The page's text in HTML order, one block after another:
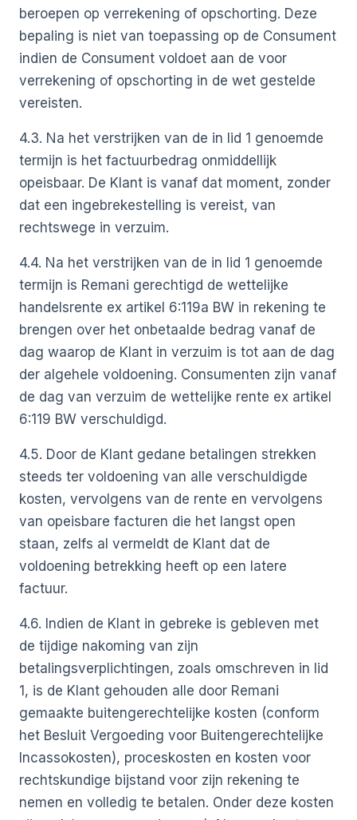
beroepen op verrekening of opschorting. Deze
bepaling is niet van toepassing op de Consument
indien de Consument voldoet aan de voor
verrekening of opschorting in de wet gestelde
vereisten.
4.3. Na het verstrijken van de in lid 1 genoemde
termijn is het factuurbedrag onmiddellijk
opeisbaar. De Klant is vanaf dat moment, zonder
dat een ingebrekestelling is vereist, van
rechtswege in verzuim.
4.4. Na het verstrijken van de in lid 1 genoemde
termijn is Remani gerechtigd de wettelijke
handelsrente ex artikel 6:119a BW in rekening te
brengen over het onbetaalde bedrag vanaf de
dag waarop de Klant in verzuim is tot aan de dag
der algehele voldoening. Consumenten zijn vanaf
de dag van verzuim de wettelijke rente ex artikel
6:119 BW verschuldigd.
4.5. Door de Klant gedane betalingen strekken
steeds ter voldoening van alle verschuldigde
kosten, vervolgens van de rente en vervolgens
van opeisbare facturen die het langst open
staan, zelfs al vermeldt de Klant dat de
voldoening betrekking heeft op een latere
factuur.
4.6. Indien de Klant in gebreke is gebleven met
de tijdige nakoming van zijn
betalingsverplichtingen, zoals omschreven in lid
1, is de Klant gehouden alle door Remani
gemaakte buitengerechtelijke kosten (conform
het Besluit Vergoeding voor Buitengerechtelijke
Incassokosten), proceskosten en kosten voor
rechtskundige bijstand voor zijn rekening te
nemen en volledig te betalen. Onder deze kosten